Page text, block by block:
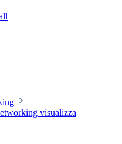
visualizza